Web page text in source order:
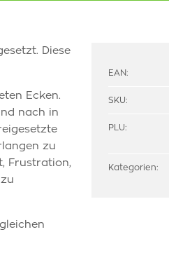
Diese
Ecken.
nach in
zu
Frustration,
EAN:
SKU:
PLU:
Kategorien: